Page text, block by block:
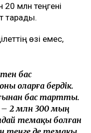
20 млн теңгені
тарады.
өзі емес,
бас
оларға бердік.
бас тартты.
– 2 млн 300 мың
өтемақы болған